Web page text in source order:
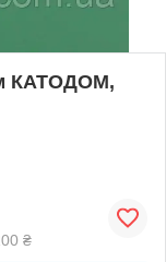
КАТОДОМ,
₴